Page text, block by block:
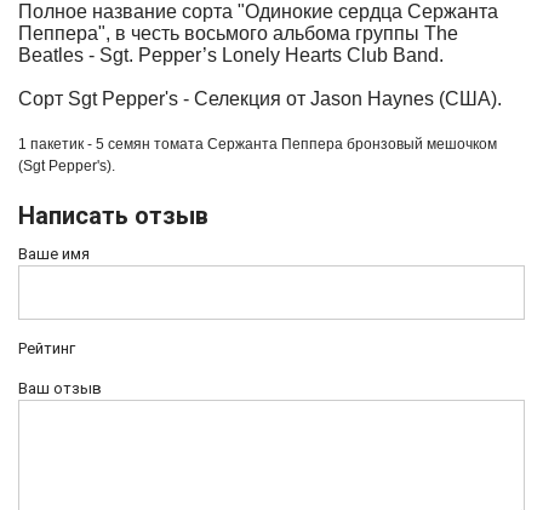
Полное название сорта "Одинокие сердца Сержанта
Пеппера", в честь восьмого альбома группы The
Beatles - Sgt. Pepper’s Lonely Hearts Club Band.
Сорт Sgt Pepper's - Селекция от Jason Haynes (США).
1 пакетик - 5 семян томата Сержанта Пеппера бронзовый мешочком
(Sgt Pepper's).
Написать отзыв
Ваше имя
Рейтинг
Ваш отзыв